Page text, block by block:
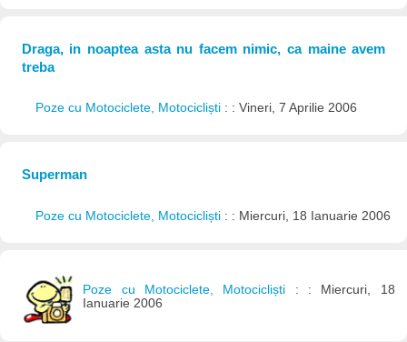
Draga, in noaptea asta nu facem nimic, ca maine avem
treba
Poze cu Motociclete, Motocicliști : : Vineri, 7 Aprilie 2006
Superman
Poze cu Motociclete, Motocicliști : : Miercuri, 18 Ianuarie 2006
Poze cu Motociclete, Motocicliști : : Miercuri, 18
Ianuarie 2006